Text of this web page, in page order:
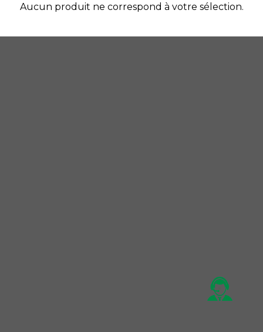
Aucun produit ne correspond à votre sélection.